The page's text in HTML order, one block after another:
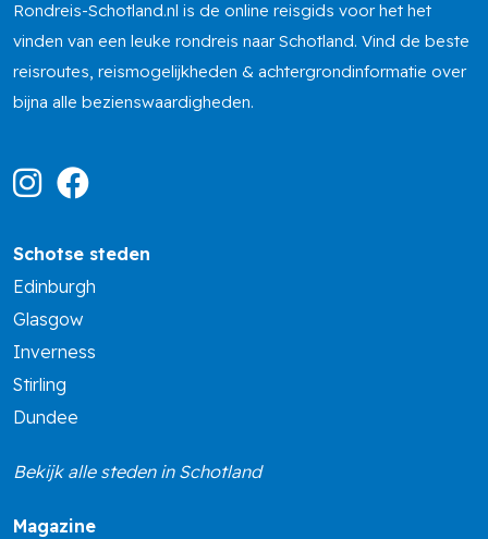
Rondreis-Schotland.nl is de online reisgids voor het het
vinden van een leuke rondreis naar Schotland. Vind de beste
reisroutes, reismogelijkheden & achtergrondinformatie over
bijna alle bezienswaardigheden.
Schotse steden
Edinburgh
Glasgow
Inverness
Stirling
Dundee
Bekijk alle steden in Schotland
Magazine